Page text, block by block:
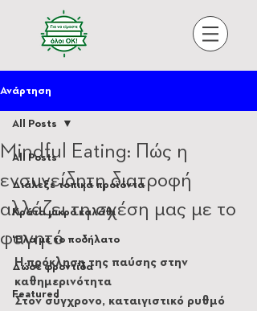
Ανάρτηση
All Posts
Διάλεξε τοπικά προϊόντα
Κράτα μικρό καλάθι
'Ελα με το ποδήλατο
Δώσε φροντίδα
Featured
All Posts
Mindful Eating: Πώς η
ενσυνείδητη διατροφή
αλλάζει τη σχέση μας με το
φαγητό
Η πρόκληση της παύσης στην
καθημερινότητα
Στον σύγχρονο, καταιγιστικό ρυθμό